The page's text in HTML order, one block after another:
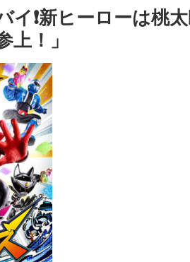
イ❗新ヒーローは桃
上！」